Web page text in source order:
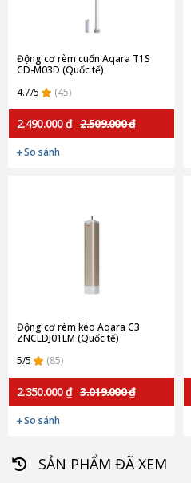
Động cơ rèm cuốn Aqara T1S
CD-M03D (Quốc tế)
4.7/5
(45)
2.490.000 ₫ 2.509.000 ₫
So sánh
Động cơ rèm kéo Aqara C3
ZNCLDJ01LM (Quốc tế)
5/5
(85)
2.350.000 ₫ 3.019.000 ₫
So sánh
SẢN PHẨM ĐÃ XEM